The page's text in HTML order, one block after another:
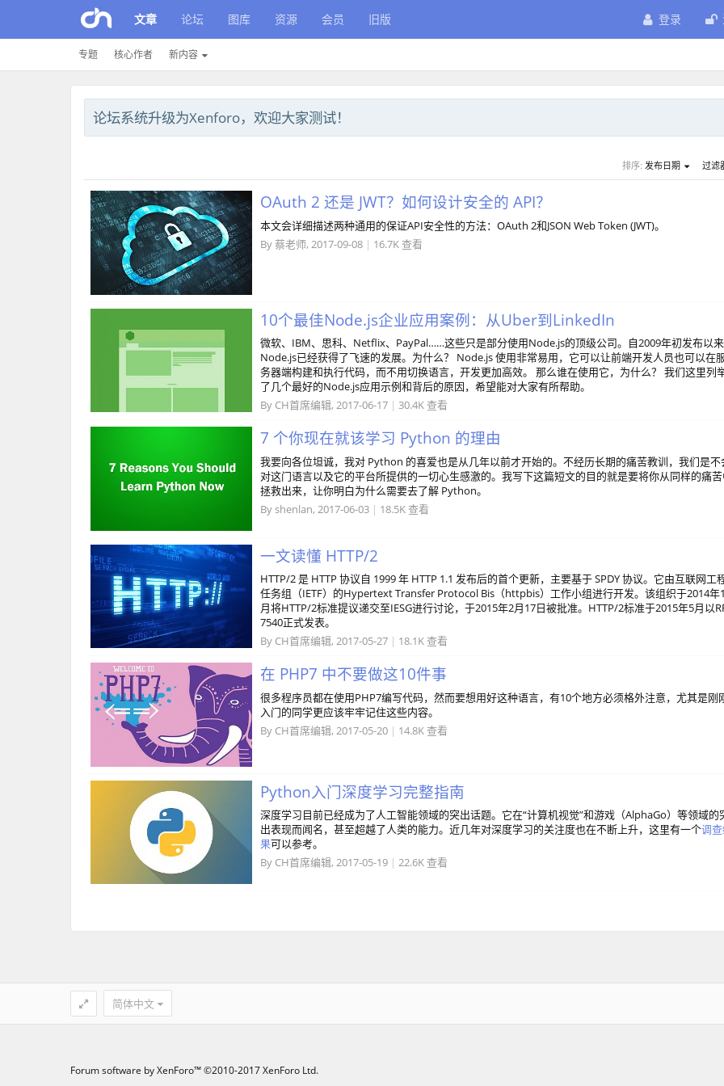
文章
专题 核心作者 新内容
论坛 图库 资源 会员 旧版 登录
论坛系统升级为Xenforo，欢迎大家测试！
排序: 发布日期 过滤
OAuth 2 还是 JWT？如何设计安全的 API？
本文会详细描述两种通用的保证API安全性的方法：OAuth 2和JSON Web Token (JWT)。
By蔡老师, 2017-09-08 | 16.7K 查看
10个最佳Node.js企业应用案例：从Uber到LinkedIn
微软、IBM、思科、Netflix、PayPal……这些只是部分使用Node.js的顶级公司。自2009年初发布以
Node.js已经获得了飞速的发展。为什么？ Node.js 使用非常易用，它可以让前端开发人员也可以在
务器端构建和执行代码，而不用切换语言，开发更加高效。 那么谁在使用它，为什么？ 我们这里列
了几个最好的Node.js应用示例和背后的原因，希望能对大家有所帮助。
By CH首席编辑, 2017-06-17 | 30.4K 查看
7 个你现在就该学习 Python 的理由
我要向各位坦诚，我对 Python 的喜爱也是从几年以前才开始的。不经历长期的痛苦教训，我们是不
对这门语言以及它的平台所提供的一切心生感激的。我写下这篇短文的目的就是要将你从同样的痛
拯救出来，让你明白为什么需要去了解 Python。
Byshenlan, 2017-06-03 | 18.5K 查看
一文读懂 HTTP/2
HTTP/2 是 HTTP 协议自 1999 年 HTTP 1.1 发布后的首个更新，主要基于 SPDY 协议。它由互联网工
任务组（IETF）的Hypertext Transfer Protocol Bis（httpbis）工作小组进行开发。该组织于2014年
月将HTTP/2标准提议递交至IESG进行讨论，于2015年2月17日被批准。HTTP/2标准于2015年5月以
7540正式发表。
By CH首席编辑, 2017-05-27 | 18.1K 查看
在 PHP7 中不要做这10件事
很多程序员都在使用PHP7编写代码，然而要想用好这种语言，有10个地方必须格外注意，尤其是刚
入门的同学更应该牢牢记住这些内容。
By CH首席编辑, 2017-05-20 | 14.8K 查看
Python入门深度学习完整指南
深度学习目前已经成为了人工智能领域的突出话题。它在“计算机视觉”和游戏（AlphaGo）等领域的
出表现而闻名，甚至超越了人类的能力。近几年对深度学习的关注度也在不断上升，这里有一个调
果可以参考。
By CH首席编辑, 2017-05-19 | 22.6K 查看
简体中文
Forum software by XenForo™©2010-2017 XenForo Ltd.